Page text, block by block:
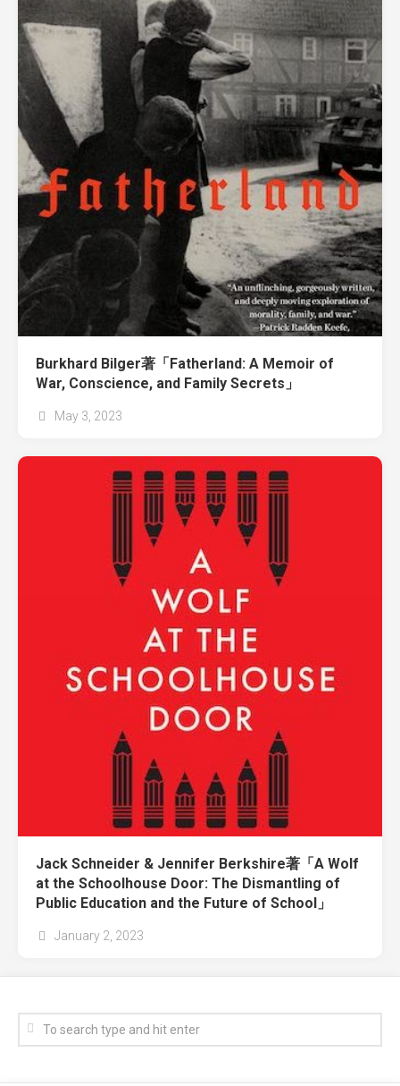
Burkhard Bilger著「Fatherland: A Memoir of
War, Conscience, and Family Secrets」
May 3, 2023
Jack Schneider & Jennifer Berkshire著「A Wolf
at the Schoolhouse Door: The Dismantling of
Public Education and the Future of School」
January 2, 2023